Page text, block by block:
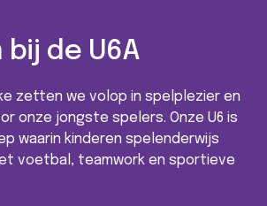
bij de U6A
zetten we volop in spelplezier en
onze jongste spelers. Onze U6 is
waarin kinderen spelenderwijs
voetbal, teamwork en sportieve